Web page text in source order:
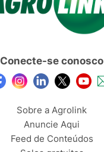
Conecte-se conosco
Sobre a Agrolink
Anuncie Aqui
Feed de Conteúdos